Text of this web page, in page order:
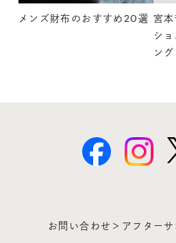
メンズ財布のおすすめ20選 宮
シ
ング
お問い合わせ＞ アフター